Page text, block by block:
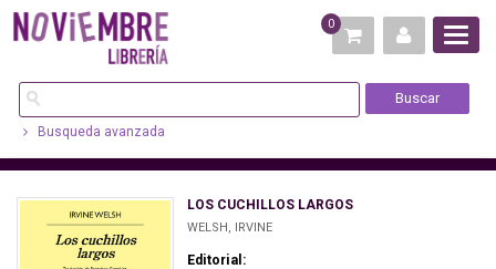
0
Busqueda avanzada
LOS CUCHILLOS LARGOS
WELSH, IRVINE
Editorial: